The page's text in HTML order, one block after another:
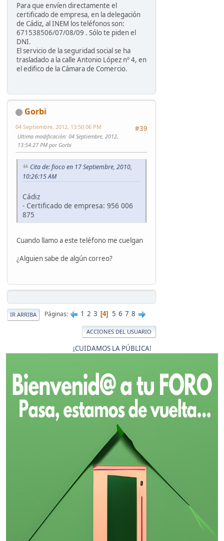
Para que envíen directamente el
certificado de empresa, en la delegación
de Cádiz, al INEM los teléfonos son:
671538506/07/08/09 . Sólo te piden el
DNI.
El servicio de la seguridad social se ha
trasladado a la calle Antonio López nº 4, en
el edifico de la Cámara de Comercio.
Gorbi
#39
04 Septiembre, 2012, 13:50:06 PM
Ultima modificación: 04 Septiembre, 2012,
13:54:27 PM por Gorbi
Cita de: fioco en 17 Septiembre, 2010,
10:26:15 AM
Cádiz
- Certificado de empresa: 956 006
875
Cuando llamo a este teléfono me cuelgan
¿Alguien sabe de algún correo?
IR ARRIBA Páginas 1 2 3 4 5 6 7 8
ACCIONES DEL USUARIO
¡CUIDAMOS LA PÚBLICA!